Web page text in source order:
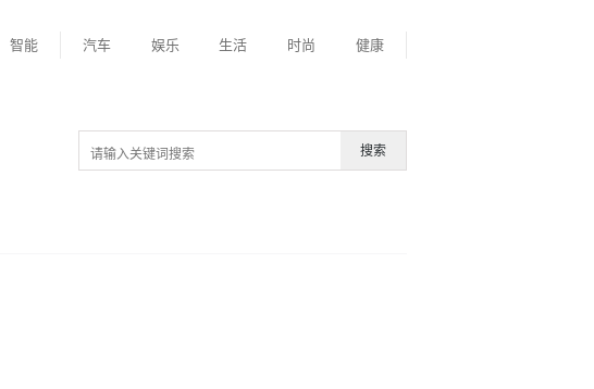
智能 汽车 娱乐 生活 时尚 健康
搜索